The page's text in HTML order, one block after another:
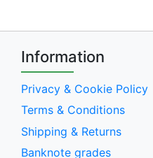
Information
Privacy & Cookie Policy
Terms & Conditions
Shipping & Returns
Banknote grades